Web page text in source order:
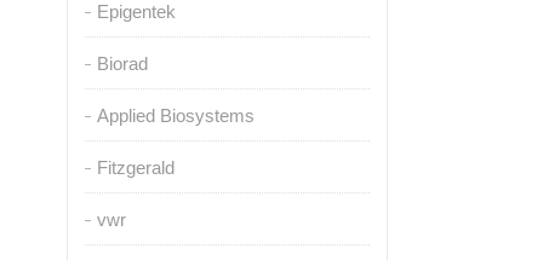
Epigentek
Biorad
Applied Biosystems
Fitzgerald
vwr